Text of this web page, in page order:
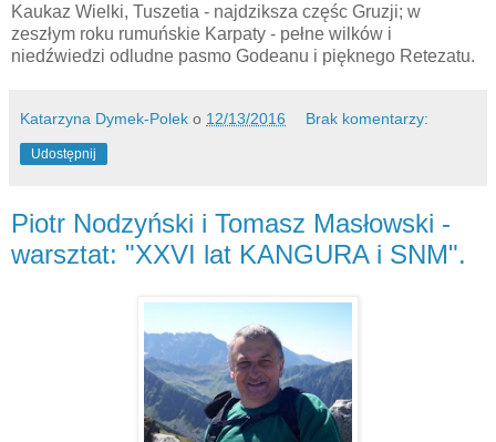
Kaukaz Wielki, Tuszetia - najdziksza częśc Gruzji; w
zeszłym roku rumuńskie Karpaty - pełne wilków i
niedźwiedzi odludne pasmo Godeanu i pięknego Retezatu.
Katarzyna Dymek-Polek o 12/13/2016 Brak komentarzy:
Udostępnij
Piotr Nodzyński i Tomasz Masłowski -
warsztat: "XXVI lat KANGURA i SNM".